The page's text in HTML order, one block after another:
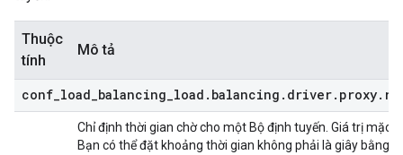
Thuộc
tính
Mô tả
conf load balancing load . balancing . driver. proxy.
Chỉ định thời gian chờ cho một Bộ định tuyến. Giá trị mặc
Bạn có thể đặt khoảng thời gian không phải là giây bằng